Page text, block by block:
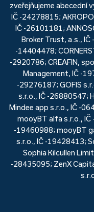
zveřejňujeme abecední
IČ -24278815;
IČ -26101181;
Broker Trust, a.s.,
-14404478;
-2920786; CREAFIN,
Management, IČ -
-29276187; GOFIS
s.r.o., IČ -26880547;
Mindee app s.r.o., IČ -
mooyBT alfa s.r.o.,
-19460988; mooyBT
s.r.o., IČ -19428413;
Sophia Kilcullen
-28435095; ZenX